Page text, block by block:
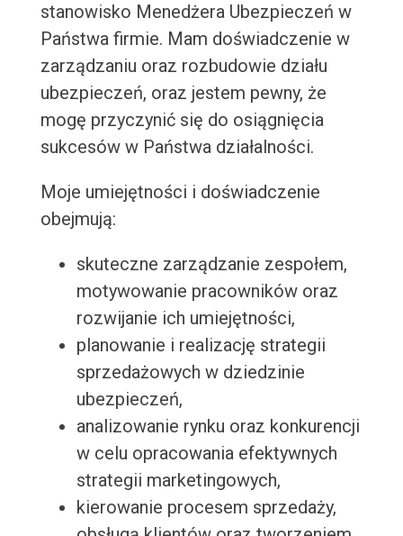
stanowisko Menedżera Ubezpieczeń w
Państwa firmie. Mam doświadczenie w
zarządzaniu oraz rozbudowie działu
ubezpieczeń, oraz jestem pewny, że
mogę przyczynić się do osiągnięcia
sukcesów w Państwa działalności.
Moje umiejętności i doświadczenie
obejmują:
skuteczne zarządzanie zespołem,
motywowanie pracowników oraz
rozwijanie ich umiejętności,
planowanie i realizację strategii
sprzedażowych w dziedzinie
ubezpieczeń,
analizowanie rynku oraz konkurencji
w celu opracowania efektywnych
strategii marketingowych,
kierowanie procesem sprzedaży,